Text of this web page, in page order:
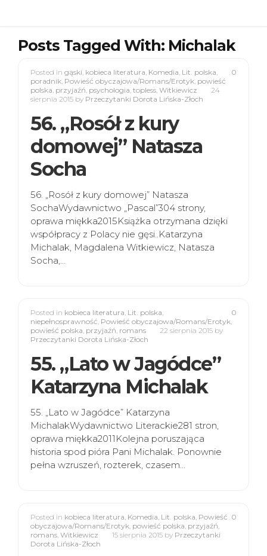
Posts Tagged With: Michalak
0
Posted in gąski, kobieca literatura, Komedia, Lit. polska,
poradnik, Powieść obyczajowa/Romans/Erotyk, powieść
polska, przyjaźń, psychologia, topless, Witkiewicz
24
sierpnia 2015 by Przeczytanki Dorota Lińska-Złoch
56. „Rosół z kury
domowej” Natasza
Socha
56. „Rosół z kury domowej” Natasza
SochaWydawnictwo „Pascal”304 strony,
oprawa miękka2015Książka otrzymana dzięki
współpracy z Polacy nie gęsi..Katarzyna
Michalak, Magdalena Witkiewicz, Natasza
Socha,…
0
Posted in kobieca literatura, Lit. polska,
niepełnosprawność, Powieść obyczajowa/Romans/Erotyk,
powieść polska, przyjaźń, romans 22 sierpnia 2015 by
Przeczytanki Dorota Lińska-Złoch
55. „Lato w Jagódce”
Katarzyna Michalak
55. „Lato w Jagódce” Katarzyna
MichalakWydawnictwo Literackie281 stron,
oprawa miękka2011Kolejna poruszająca
historia spod pióra Pani Michalak. Ponownie
pełna wzruszeń, rozterek, czasem…
0
Posted in kobieca literatura, Komedia, Lit. polska, Powieść
obyczajowa/Romans/Erotyk, powieść polska, przyjaźń,
romans, Witkiewicz 15 sierpnia 2015 by Przeczytanki
Dorota Lińska-Złoch